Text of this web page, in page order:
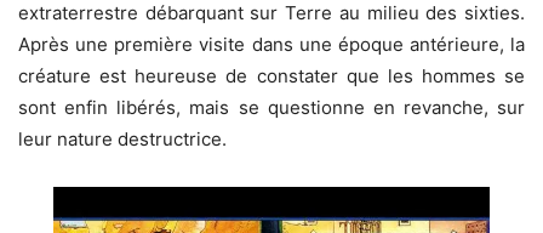
extraterrestre débarquant sur Terre au milieu des sixties.
Après une première visite dans une époque antérieure, la
créature est heureuse de constater que les hommes se
sont enfin libérés, mais se questionne en revanche, sur
leur nature destructrice.